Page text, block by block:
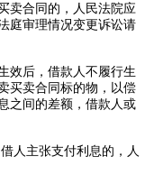
卖合同的，人民法院应
庭审理情况变更诉讼请
后，借款人不履行生
买卖合同标的物，以偿
之间的差额，借款人或
人主张支付利息的，人